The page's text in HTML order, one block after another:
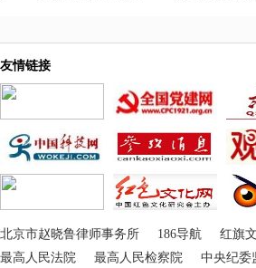
友情链接
北京市赵晓鲁律师事务所 186导航 红旗
最高人民法院
最高人民检察院 中央纪委